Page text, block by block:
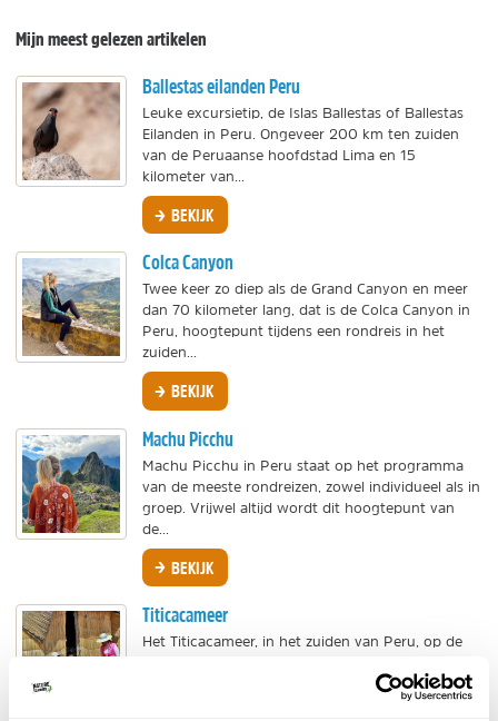
Mijn meest gelezen artikelen
Ballestas eilanden Peru
Leuke excursietip, de Islas Ballestas of Ballestas
Eilanden in Peru. Ongeveer 200 km ten zuiden
van de Peruaanse hoofdstad Lima en 15
kilometer van...
BEKIJK
Colca Canyon
Twee keer zo diep als de Grand Canyon en meer
dan 70 kilometer lang, dat is de Colca Canyon in
Peru, hoogtepunt tijdens een rondreis in het
zuiden...
BEKIJK
Machu Picchu
Machu Picchu in Peru staat op het programma
van de meeste rondreizen, zowel individueel als in
groep. Vrijwel altijd wordt dit hoogtepunt van
de...
BEKIJK
Titicacameer
Het Titicacameer, in het zuiden van Peru, op de
ter wereld. Het Lago Titicaca of Titicacameer